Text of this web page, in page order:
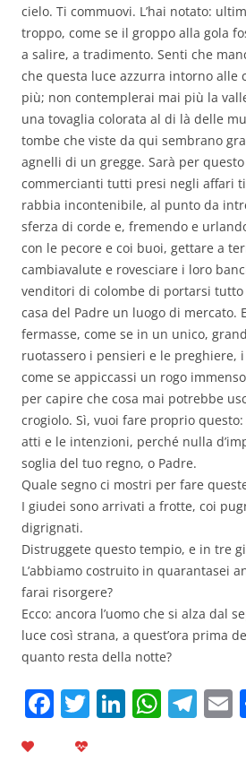
cielo. Ti commuovi. L’hai notato:
troppo, come se il groppo alla gola
a salire, a tradimento. Senti che
che questa luce azzurra intorno alle
più; non contemplerai mai più la
una tovaglia colorata al di là delle
tombe che viste da qui sembrano
agnelli di un gregge. Sarà per
commercianti tutti presi negli affari
rabbia incontenibile, al punto da
sferza di corde e, fremendo e
con le pecore e coi buoi, gettare a
cambiavalute e rovesciare i loro
venditori di colombe di portarsi
casa del Padre un luogo di mercato.
fermasse, come se in un unico,
ruotassero i pensieri e le preghiere,
come se appiccassi un rogo
per capire che cosa mai potrebbe
crogiolo. Sì, vuoi fare proprio
atti e le intenzioni, perché nulla
soglia del tuo regno, o Padre.
Quale segno ci mostri per fare
I giudei sono arrivati a frotte, coi
digrignati.
Distruggete questo tempio, e in tre
L’abbiamo costruito in quarantasei
farai risorgere?
Ecco: ancora l’uomo che si alza dal
luce così strana, a quest’ora prima
quanto resta della notte?
F T Li W T